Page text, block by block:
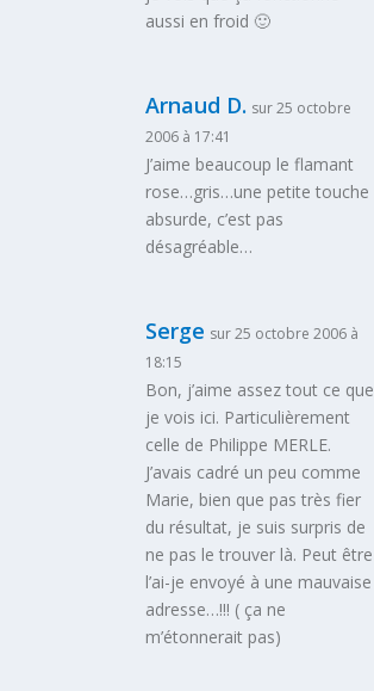
aussi en froid 🙂
Arnaud D. sur 25 octobre
2006 à 17:41
J’aime beaucoup le flamant
rose…gris…une petite touche
absurde, c’est pas
désagréable…
Serge sur 25 octobre 2006 à
18:15
Bon, j’aime assez tout ce que
je vois ici. Particulièrement
celle de Philippe MERLE.
J’avais cadré un peu comme
Marie, bien que pas très fier
du résultat, je suis surpris de
ne pas le trouver là. Peut être
l’ai-je envoyé à une mauvaise
adresse…!!! ( ça ne
m’étonnerait pas)